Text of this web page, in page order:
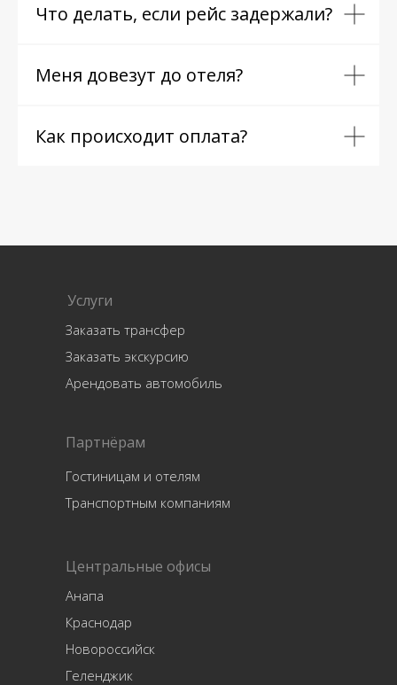
Что делать, если рейс задержали?
Меня довезут до отеля?
Как происходит оплата?
Услуги
Центральные офисы
Заказать трансфер
Заказать экскурсию
Арендовать автомобиль
Анапа
Краснодар
Новороссийск
Геленджик
Партнёрам
Гостиницам и отелям
Транспортным компаниям